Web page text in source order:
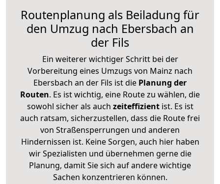
Routenplanung als Beiladung für
den Umzug nach Ebersbach an
der Fils
Ein weiterer wichtiger Schritt bei der
Vorbereitung eines Umzugs von Mainz nach
Ebersbach an der Fils ist die Planung der
Routen. Es ist wichtig, eine Route zu wählen, die
sowohl sicher als auch zeiteffizientist. Es ist
auch ratsam, sicherzustellen, dass die Route frei
von Straßensperrungen und anderen
Hindernissen ist. Keine Sorgen, auch hier haben
wir Spezialisten und übernehmen gerne die
Planung, damit Sie sich auf andere wichtige
Sachen konzentrieren können.